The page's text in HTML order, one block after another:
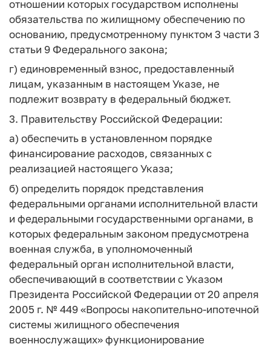
отношении которых государством исполнены
обязательства по жилищному обеспечению по
основанию, предусмотренному пунктом 3 части 3
статьи 9 Федерального закона;
г) единовременный взнос, предоставленный
лицам, указанным в настоящем Указе, не
подлежит возврату в федеральный бюджет.
3. Правительству Российской Федерации:
а) обеспечить в установленном порядке
финансирование расходов, связанных с
реализацией настоящего Указа;
б) определить порядок представления
федеральными органами исполнительной власти
и федеральными государственными органами, в
которых федеральным законом предусмотрена
военная служба, в уполномоченный
федеральный орган исполнительной власти,
обеспечивающий в соответствии с Указом
Президента Российской Федерации от 20 апреля
2005 г. № 449«Вопросы накопительно-ипотечной
системы жилищного обеспечения
военнослужащих»функционирование